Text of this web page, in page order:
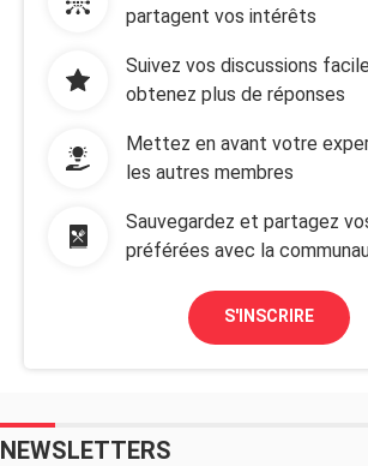
partagent vos intérêts
Suivez vos discussions
obtenez plus de réponses
Mettez en avant votre
les autres membres
Sauvegardez et partagez
préférées avec la
S'INSCRIRE
NEWSLETTERS